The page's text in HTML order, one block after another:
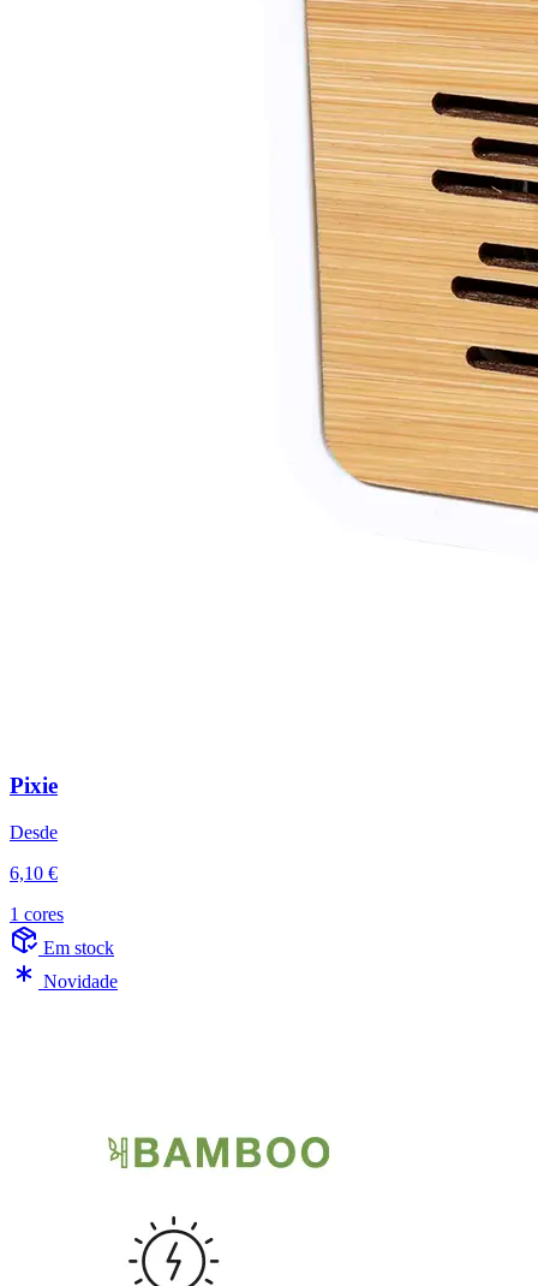
Pixie
Desde
6,10 €
1 cores
Em stock
Novidade